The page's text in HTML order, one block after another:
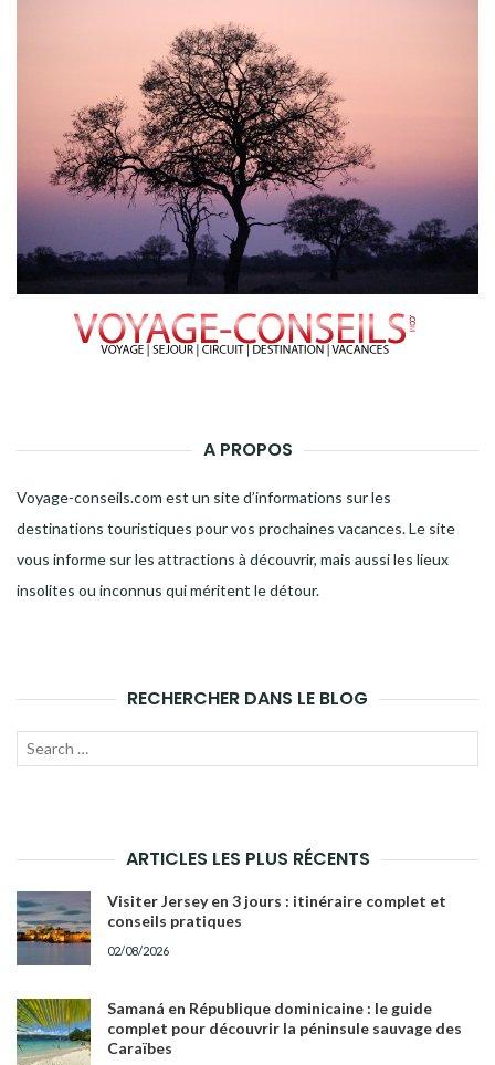
A PROPOS
Voyage-conseils.com est un site d’informations sur les
destinations touristiques pour vos prochaines vacances. Le site
vous informe sur les attractions à découvrir, mais aussi les lieux
insolites ou inconnus qui méritent le détour.
RECHERCHER DANS LE BLOG
Recherche
ARTICLES LES PLUS RÉCENTS
Visiter Jersey en 3 jours : itinéraire complet et
conseils pratiques
02/08/2026
Samaná en République dominicaine : le guide
complet pour découvrir la péninsule sauvage des
Caraïbes